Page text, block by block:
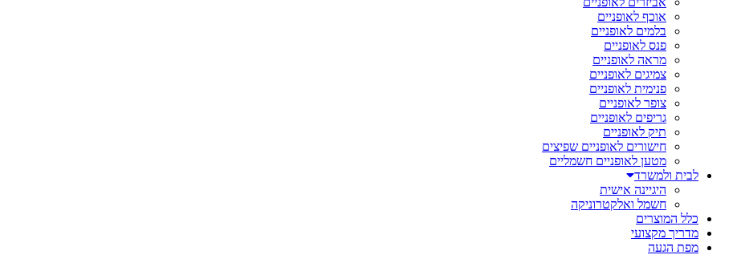
אוכף לאופניים
בלמים לאופניים
פנס לאופניים
מראה לאופניים
צמיגים לאופניים
פנימית לאופניים
צופר לאופניים
גריפים לאופניים
תיק לאופניים
חישורים לאופניים שפיצים
מטען לאופניים חשמליים
לבית ולמשרד
היגיינה אישית
חשמל ואלקטרוניקה
כלל המוצרים
מדריך מקצועי
מפת הגעה